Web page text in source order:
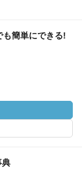
も簡単にできる!